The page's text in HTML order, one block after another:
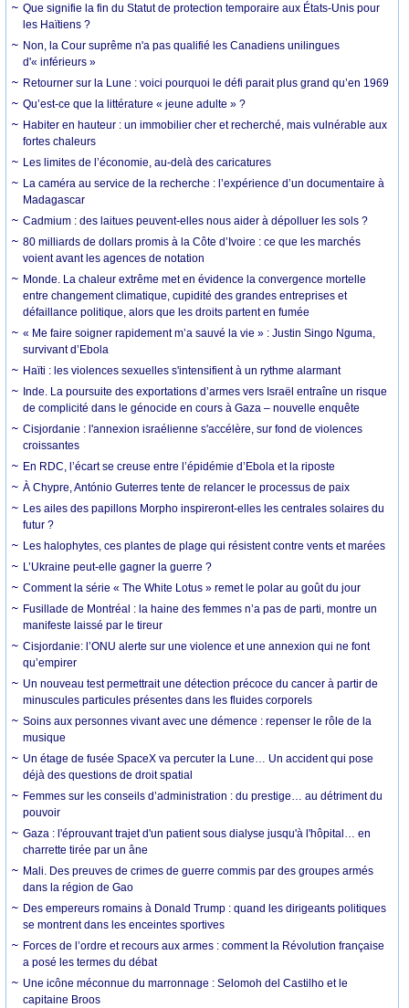
Que signifie la fin du Statut de protection temporaire aux États-Unis pour
les Haïtiens ?
Non, la Cour suprême n'a pas qualifié les Canadiens unilingues
d'« inférieurs »
Retourner sur la Lune : voici pourquoi le défi parait plus grand qu’en 1969
Qu’est-ce que la littérature « jeune adulte » ?
Habiter en hauteur : un immobilier cher et recherché, mais vulnérable aux
fortes chaleurs
Les limites de l’économie, au-delà des caricatures
La caméra au service de la recherche : l’expérience d’un documentaire à
Madagascar
Cadmium : des laitues peuvent-elles nous aider à dépolluer les sols ?
80 milliards de dollars promis à la Côte d’Ivoire : ce que les marchés
voient avant les agences de notation
Monde. La chaleur extrême met en évidence la convergence mortelle
entre changement climatique, cupidité des grandes entreprises et
défaillance politique, alors que les droits partent en fumée
« Me faire soigner rapidement m’a sauvé la vie » : Justin Singo Nguma,
survivant d’Ebola
Haïti : les violences sexuelles s'intensifient à un rythme alarmant
Inde. La poursuite des exportations d’armes vers Israël entraîne un risque
de complicité dans le génocide en cours à Gaza – nouvelle enquête
Cisjordanie : l'annexion israélienne s'accélère, sur fond de violences
croissantes
En RDC, l’écart se creuse entre l’épidémie d’Ebola et la riposte
À Chypre, António Guterres tente de relancer le processus de paix
Les ailes des papillons Morpho inspireront-elles les centrales solaires du
futur ?
Les halophytes, ces plantes de plage qui résistent contre vents et marées
L’Ukraine peut-elle gagner la guerre ?
Comment la série « The White Lotus » remet le polar au goût du jour
Fusillade de Montréal : la haine des femmes n’a pas de parti, montre un
manifeste laissé par le tireur
Cisjordanie: l’ONU alerte sur une violence et une annexion qui ne font
qu’empirer
Un nouveau test permettrait une détection précoce du cancer à partir de
minuscules particules présentes dans les fluides corporels
Soins aux personnes vivant avec une démence : repenser le rôle de la
musique
Un étage de fusée SpaceX va percuter la Lune… Un accident qui pose
déjà des questions de droit spatial
Femmes sur les conseils d’administration : du prestige… au détriment du
pouvoir
Gaza : l'éprouvant trajet d'un patient sous dialyse jusqu'à l'hôpital… en
charrette tirée par un âne
Mali. Des preuves de crimes de guerre commis par des groupes armés
dans la région de Gao
Des empereurs romains à Donald Trump : quand les dirigeants politiques
se montrent dans les enceintes sportives
Forces de l’ordre et recours aux armes : comment la Révolution française
a posé les termes du débat
Une icône méconnue du marronnage : Selomoh del Castilho et le
capitaine Broos